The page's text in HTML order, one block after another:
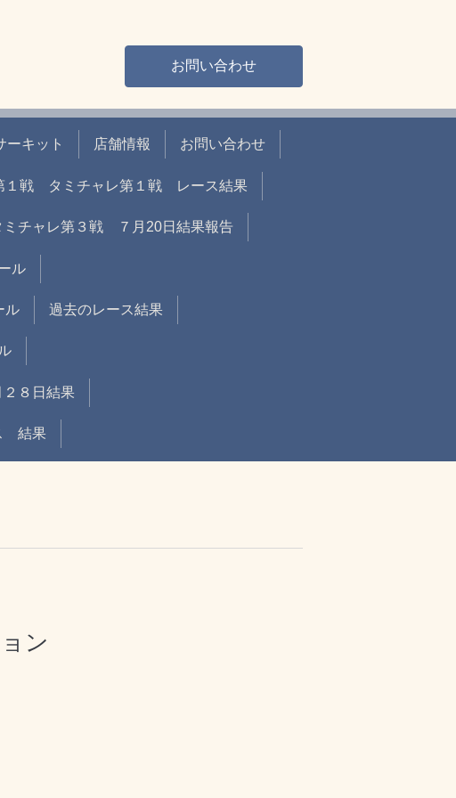
お問い合わせ
ーキット 店舗情報 お問い合わせ
１戦 タミチャレ第１戦 レース結果
チャレ第３戦 ７月20日結果報告
ル
ル 過去のレース結果
８日結果
結果
ン